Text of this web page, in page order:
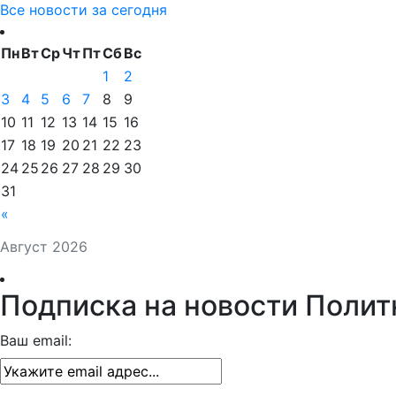
Все новости за сегодня
Август 2026
ПнВтСрЧтПтСбВс
«
1
2
3
4 5 6 7 8
9
10 11 12 13 14 15 16
17 18 19 20 21 22 23
24 25 26 27 28 29 30
31
Подписка на новости
Ваш email: